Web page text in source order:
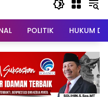
POLITIK HUKUM